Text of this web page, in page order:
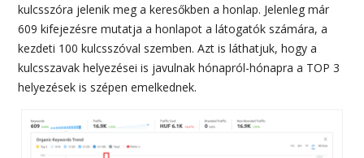
kulcsszóra jelenik meg a keresőkben a honlap. Jelenleg már
609 kifejezésre mutatja a honlapot a látogatók számára, a
kezdeti 100 kulcsszóval szemben. Azt is láthatjuk, hogy a
kulcsszavak helyezései is javulnak hónapról-hónapra a TOP 3
helyezések is szépen emelkednek.